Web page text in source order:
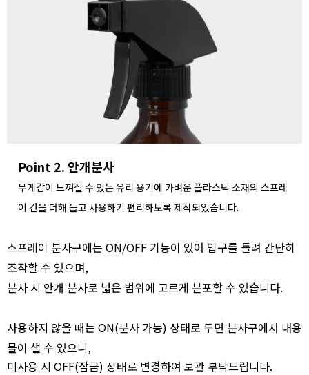
Point 2. 안개분사
무게감이 느껴질 수 있는 유리 용기에 가벼운 플라스틱 소재의 스프레
이 건을 더해 들고 사용하기 편리하도록 제작되었습니다.
스프레이 분사구에는 ON/OFF 기능이 있어 입구를 돌려 간단히
조작할 수 있으며,
분사 시 안개 분사로 넓은 범위에 고르게 분포할 수 있습니다.
사용하지 않을 때는 ON(분사 가능) 상태로 두면 분사구에서 내용
물이 샐 수 있으니,
미사용 시 OFF(잠금) 상태로 변경하여 보관 부탁드립니다.